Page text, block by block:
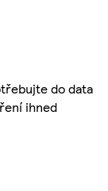
do data
ihned